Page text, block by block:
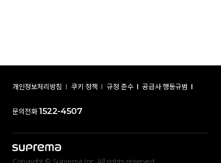
개인정보처리방침 쿠키 정책 규정 준수 공급사 행동규범
문의전화 1522-4507
Copyright © Suprema Inc. All rights reserved.